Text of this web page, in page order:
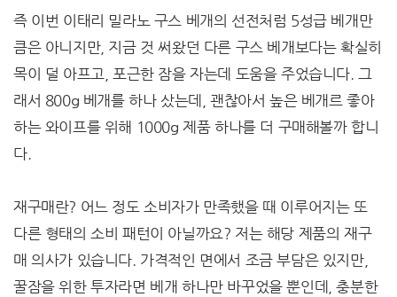
즉 이번 이태리 밀라노 구스 베개의 선전처럼 5성급 베개만
큼은 아니지만, 지금 것 써왔던 다른 구스 베개보다는 확실히
목이 덜 아프고, 포근한 잠을 자는데 도움을 주었습니다. 그
래서 800g 베개를 하나 샀는데, 괜찮아서 높은 베개르 좋아
하는 와이프를 위해 1000g 제품 하나를 더 구매해볼까 합니
다.
재구매란? 어느 정도 소비자가 만족했을 때 이루어지는 또
다른 형태의 소비 패턴이 아닐까요? 저는 해당 제품의 재구
매 의사가 있습니다. 가격적인 면에서 조금 부담은 있지만,
꿀잠을 위한 투자라면 베개 하나만 바꾸었을 뿐인데, 충분한